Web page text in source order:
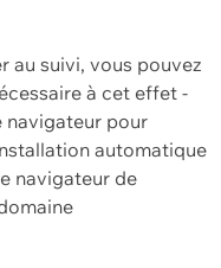
au suivi, vous pouvez
à cet effet -
navigateur pour
automatique
navigateur de